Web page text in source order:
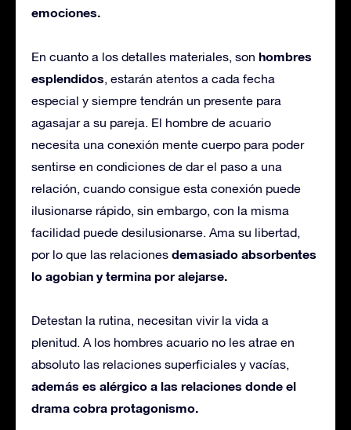
emociones.
En cuanto a los detalles materiales, son hombres
esplendidos, estarán atentos a cada fecha
especial y siempre tendrán un presente para
agasajar a su pareja. El hombre de acuario
necesita una conexión mente cuerpo para poder
sentirse en condiciones de dar el paso a una
relación, cuando consigue esta conexión puede
ilusionarse rápido, sin embargo, con la misma
facilidad puede desilusionarse. Ama su libertad,
por lo que las relaciones demasiado absorbentes
lo agobian y termina por alejarse.
Detestan la rutina, necesitan vivir la vida a
plenitud. A los hombres acuario no les atrae en
absoluto las relaciones superficiales y vacías,
además es alérgico a las relaciones donde el
drama cobra protagonismo.